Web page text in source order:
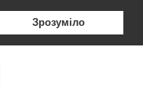
Зрозуміло